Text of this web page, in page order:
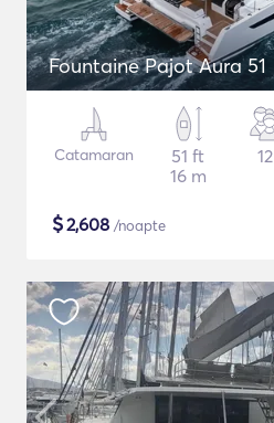
Fountaine Pajot Aura 51
Catamaran
51 ft
16 m
12
$2,608 /noapte